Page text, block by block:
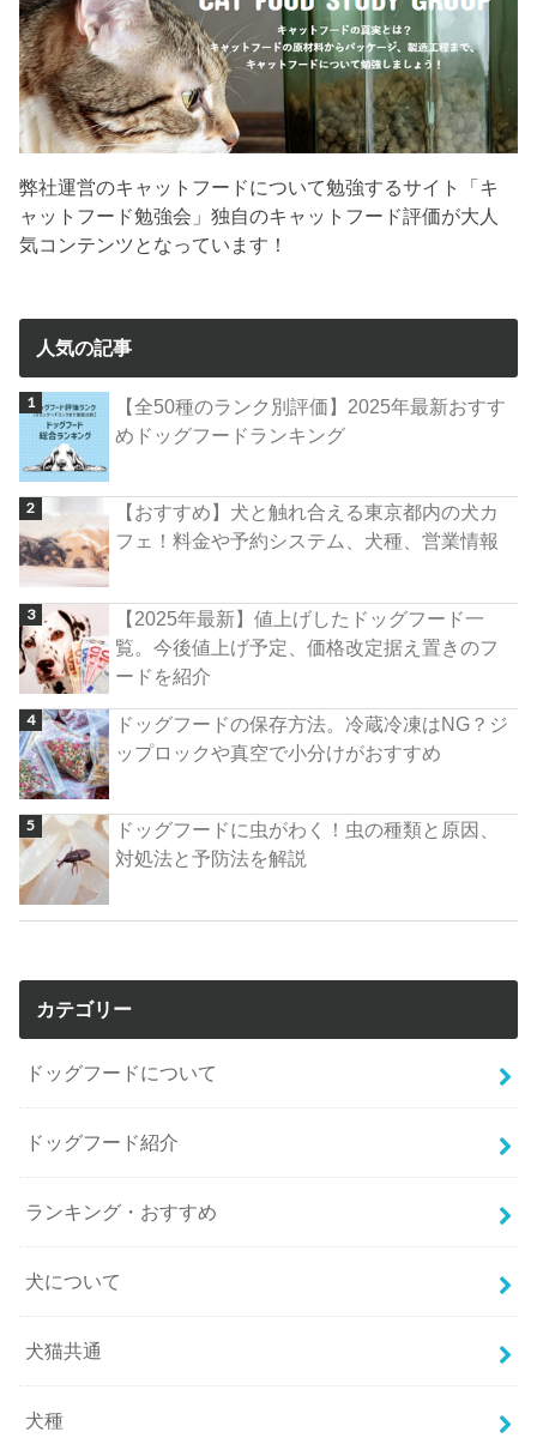
弊社運営のキャットフードについて勉強するサイト「キ
ャットフード勉強会」独自のキャットフード評価が大人
気コンテンツとなっています！
人気の記事
【全50種のランク別評価】2025年最新おすす
めドッグフードランキング
【おすすめ】犬と触れ合える東京都内の犬カ
フェ！料金や予約システム、犬種、営業情報
【2025年最新】値上げしたドッグフード一
覧。今後値上げ予定、価格改定据え置きのフ
ードを紹介
ドッグフードの保存方法。冷蔵冷凍はNG？ジ
ップロックや真空で小分けがおすすめ
ドッグフードに虫がわく！虫の種類と原因、
対処法と予防法を解説
カテゴリー
ドッグフードについて
ドッグフード紹介
ランキング・おすすめ
犬について
犬猫共通
犬種